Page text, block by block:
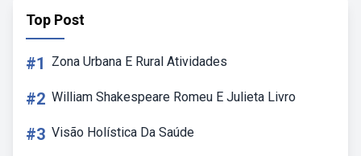
Top Post
#1 Zona Urbana E Rural Atividades
#2 William Shakespeare Romeu E Julieta Livro
#3 Visão Holística Da Saúde